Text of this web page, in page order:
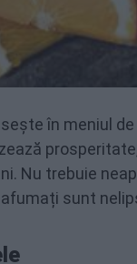
în meniul
Nu trebuie
sunt